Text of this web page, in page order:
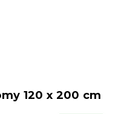
120 x 200 cm